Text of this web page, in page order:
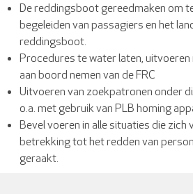
De reddingsboot gereedmaken om
begeleiden van passagiers en het
reddingsboot.
Procedures te water laten,
aan boord nemen van de FRC
Uitvoeren van zoekpatronen onder
o.a. met gebruik van PLB homing
Bevel voeren in alle situaties die zich
betrekking tot het redden van
geraakt.